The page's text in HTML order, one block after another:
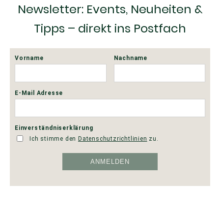
Newsletter: Events, Neuheiten &
Tipps – direkt ins Postfach